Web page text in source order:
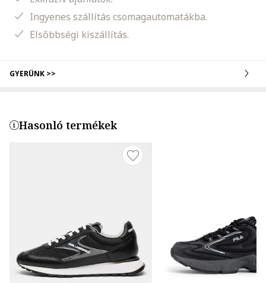
Ingyenes szállítás csomagautomatákba.
Elsőbbségi kiszállítás.
GYERÜNK >>
Hasonló termékek